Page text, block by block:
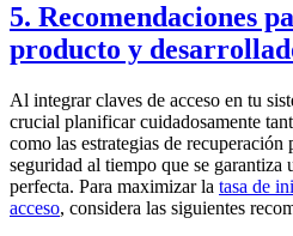
5. Recomendaciones
producto y
Al integrar claves de acceso en tu
crucial planificar cuidadosamente
como las estrategias de
seguridad al tiempo que se garantiza
perfecta. Para maximizar la tasa de
acceso, considera las siguientes